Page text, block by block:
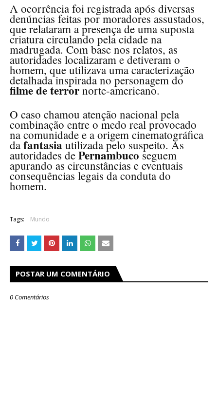
A ocorrência foi registrada após diversas
denúncias feitas por moradores assustados,
que relataram a presença de uma suposta
criatura circulando pela cidade na
madrugada. Com base nos relatos, as
autoridades localizaram e detiveram o
homem, que utilizava uma caracterização
detalhada inspirada no personagem do
filme de terror norte-americano.
O caso chamou atenção nacional pela
combinação entre o medo real provocado
na comunidade e a origem cinematográfica
da fantasia utilizada pelo suspeito. As
autoridades de Pernambuco seguem
apurando as circunstâncias e eventuais
consequências legais da conduta do
homem.
Tags: Mundo
POSTAR UM COMENTÁRIO
0 Comentários